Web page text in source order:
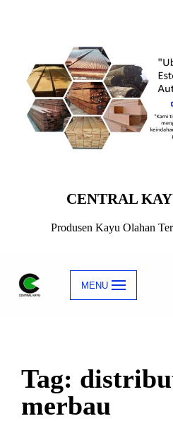
content
CENTRAL
Produsen Kayu Olahan
MENU
Tag:
merbau